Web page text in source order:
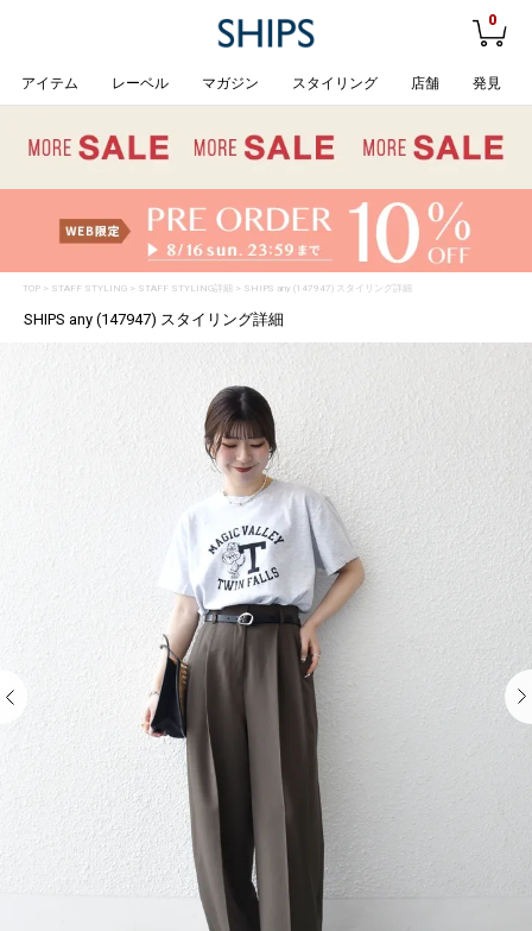
0
アイテム レーベル マガジン スタイリング 店舗 発見
TOP> STAFF STYLING> STAFF STYLING詳細 > SHIPS any (147947) スタイリング詳細
SHIPS any (147947) スタイリング詳細